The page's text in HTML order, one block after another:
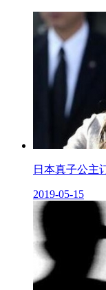
日本真子公主
2019-05-15